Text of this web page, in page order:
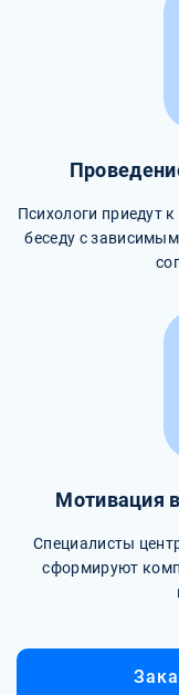
Психологи приедут
беседу с
Мотивация
Специалисты
сформируют